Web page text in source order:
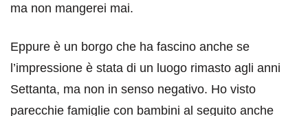
ma non mangerei mai.
Eppure è un borgo che ha fascino anche se
l’impressione è stata di un luogo rimasto agli anni
Settanta, ma non in senso negativo. Ho visto
parecchie famiglie con bambini al seguito anche